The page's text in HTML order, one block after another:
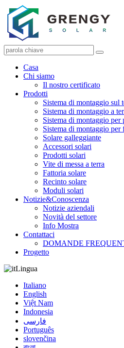
Casa
Chi siamo
Il nostro certificato
Prodotti
Sistema di montaggio sul
Sistema di montaggio a
Sistema di montaggio per
Sistema di montaggio per
Solare galleggiante
Accessori solari
Prodotti solari
Vite di messa a terra
Fattoria solare
Recinto solare
Moduli solari
Notizie&Conoscenza
Notizie aziendali
Novità del settore
Info Mostra
Contattaci
DOMANDE
Progetto
Lingua
Italiano
English
Việt Nam
Indonesia
فارسی
Português
slovenčina